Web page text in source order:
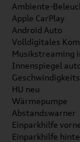
Ambiente-
Apple CarPlay
Android Auto
Volldigitales
Musikstreaming
Innenspiegel
HU neu
Wärmepumpe
Abstandswarner
Einparkhilfe
Einparkhilfe